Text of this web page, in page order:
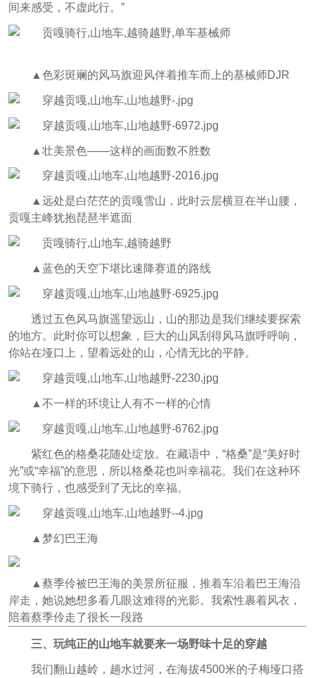
间来感受，不虚此行。”
▲色彩斑斓的风马旗迎风伴着推车而上的基械师DJR
▲ 壮美景色——这样的画面数不胜数
▲ 远处是白茫茫的贡嘎雪山，此时云层横亘在半山腰，
贡嘎主峰犹抱琵琶半遮面
▲ 蓝色的天空下堪比速降赛道的路线
透过五色风马旗遥望远山，山的那边是我们继续要探索
的地方。此时你可以想象，巨大的山风刮得风马旗呼呼响，
你站在垭口上，望着远处的山，心情无比的平静。
▲ 不一样的环境让人有不一样的心情
紫红色的格桑花随处绽放。在藏语中，“格桑”是“美好时
光”或“幸福”的意思，所以格桑花也叫幸福花。我们在这种环
境下骑行，也感受到了无比的幸福。
▲ 梦幻巴王海
▲ 蔡季伶被巴王海的美景所征服，推着车沿着巴王海沿
岸走，她说她想多看几眼这难得的光影。我索性裹着风衣，
陪着蔡季伶走了很长一段路
三、玩纯正的山地车就要来一场野味十足的穿越
我们翻山越岭，趟水过河，在海拔4500米的子梅垭口搭